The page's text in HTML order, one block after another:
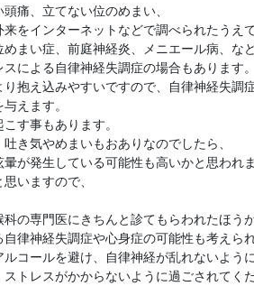
痛、立てない位のめまい、
をインターネットなどで調べられたうえ
まい症、前庭神経炎、メニエール病、な
による自律神経失調症の場合もあります。
抱え込みやすいですので、自律神経失調
えます。
す事もあります。
き気やめまいもおありなのでしたら、
が発生している可能性も高いかと思われま
いますので、
の専門医にきちんと診てもらわれたほう
律神経失調症や心身症の可能性も考えられ
コールを避け、自律神経が乱れないように
トレスがかからないように過ごされてくだ